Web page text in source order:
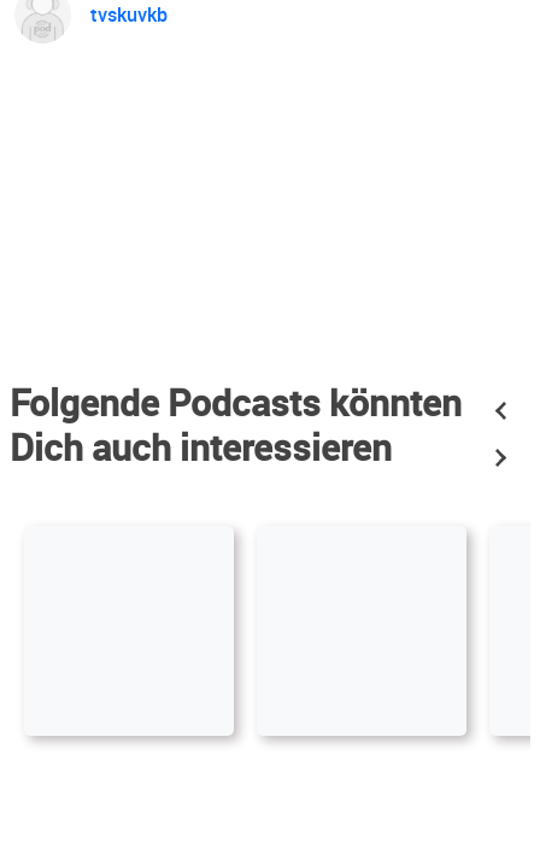
tvskuvkb
Folgende Podcasts könnten
Dich auch interessieren